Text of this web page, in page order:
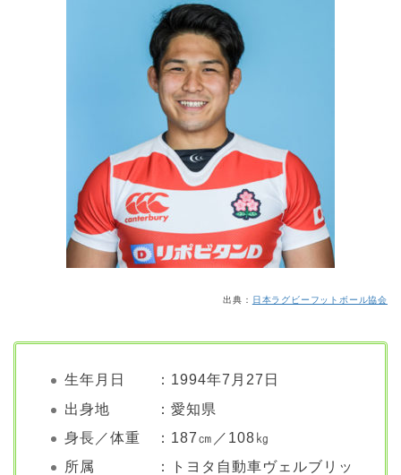
出典： 日本ラグビーフットボール協会
生年月日 ：1994年7月27日
出身地 ：愛知県
身長／体重 ：187㎝／108㎏
所属 ：トヨタ自動車ヴェルブリッ